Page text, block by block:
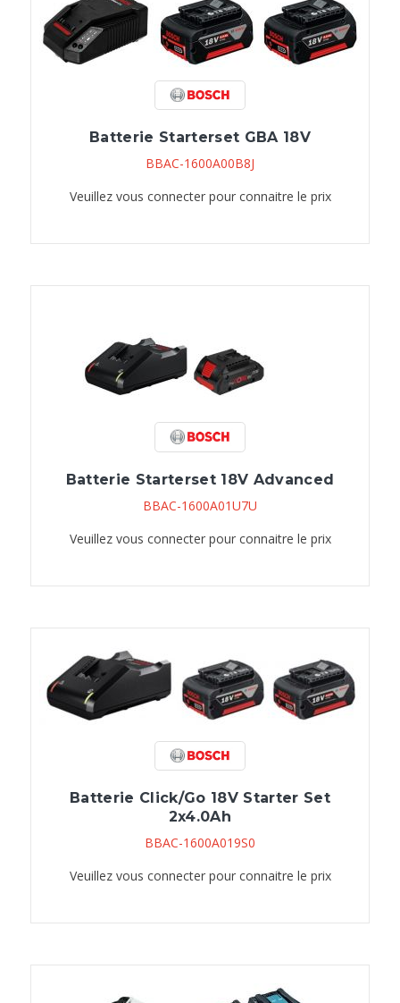
Batterie Starterset GBA 18V
BBAC-1600A00B8J
Veuillez vous connecter pour connaitre le prix
Batterie Starterset 18V Advanced
BBAC-1600A01U7U
Veuillez vous connecter pour connaitre le prix
Batterie Click/Go 18V Starter Set
2x4.0Ah
BBAC-1600A019S0
Veuillez vous connecter pour connaitre le prix